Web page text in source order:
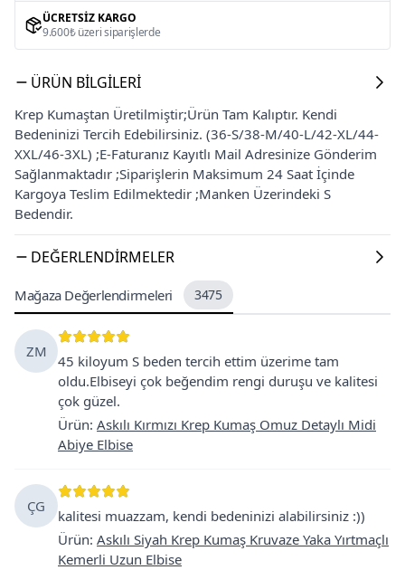
ÜCRETSIZ KARGO
9.600₺ üzeri siparişlerde
ÜRÜN BILGILERI
Krep Kumaştan Üretilmiştir;Ürün Tam Kalıptır. Kendi
Bedeninizi Tercih Edebilirsiniz. (36-S/38-M/40-L/42-XL/44-
XXL/46-3XL) ;E-Faturanız Kayıtlı Mail Adresinize Gönderim
Sağlanmaktadır ;Siparişlerin Maksimum 24 Saat İçinde
Kargoya Teslim Edilmektedir ;Manken Üzerindeki S
Bedendir.
DEĞERLENDIRMELER
Mağaza Değerlendirmeleri 3475
ZM
45 kiloyum S beden tercih ettim üzerime tam
oldu.Elbiseyi çok beğendim rengi duruşu ve kalitesi
çok güzel.
Ürün: Askılı Kırmızı Krep Kumaş Omuz Detaylı Midi
Abiye Elbise
ÇG
kalitesi muazzam, kendi bedeninizi alabilirsiniz :))
Ürün: Askılı Siyah Krep Kumaş Kruvaze Yaka Yırtmaçlı
Kemerli Uzun Elbise